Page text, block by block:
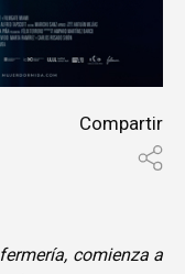
Compartir
comienza a